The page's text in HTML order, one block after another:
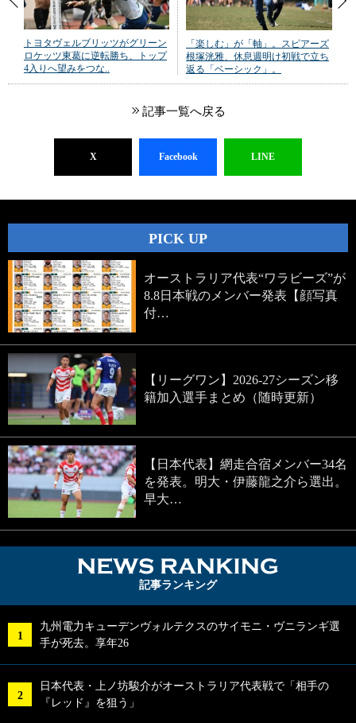
トヨタヴェルブリッツがグリーン
ロケッツ東葛に逆転勝ち、トップ
4入りへ望みをつな..
「楽しむ」が「軸」。スピアーズ
根塚洸雅、休息週明け初戦で立ち
返る「ベーシック」。
記事一覧へ戻る
X Facebook LINE
PICK UP
オーストラリア代表“ワラビーズ”が
8.8日本戦のメンバー発表【顔写真
付…
【リーグワン】2026-27シーズン移
籍加入選手まとめ（随時更新）
【日本代表】網走合宿メンバー34名
を発表。明大・伊藤龍之介ら選出。
早大…
記事ランキング
九州電力キューデンヴォルテクスのサイモニ・ヴニランギ選
手が死去。享年26
日本代表・上ノ坊駿介がオーストラリア代表戦で「相手の
『レッド』を狙う」